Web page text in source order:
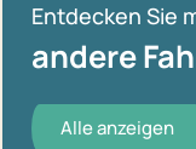
Entdecken Sie
andere
Alle anzeigen